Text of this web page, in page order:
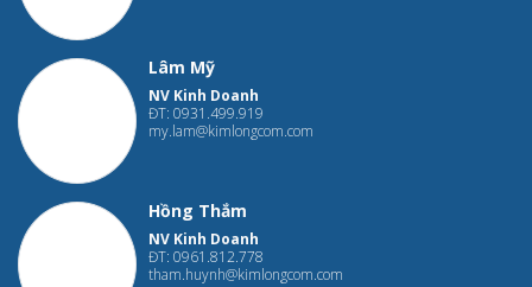
Lâm Mỹ
NV Kinh Doanh
ĐT: 0931.499.919
my.lam@kimlongcom.com
Hồng Thắm
NV Kinh Doanh
ĐT: 0961.812.778
tham.huynh@kimlongcom.com